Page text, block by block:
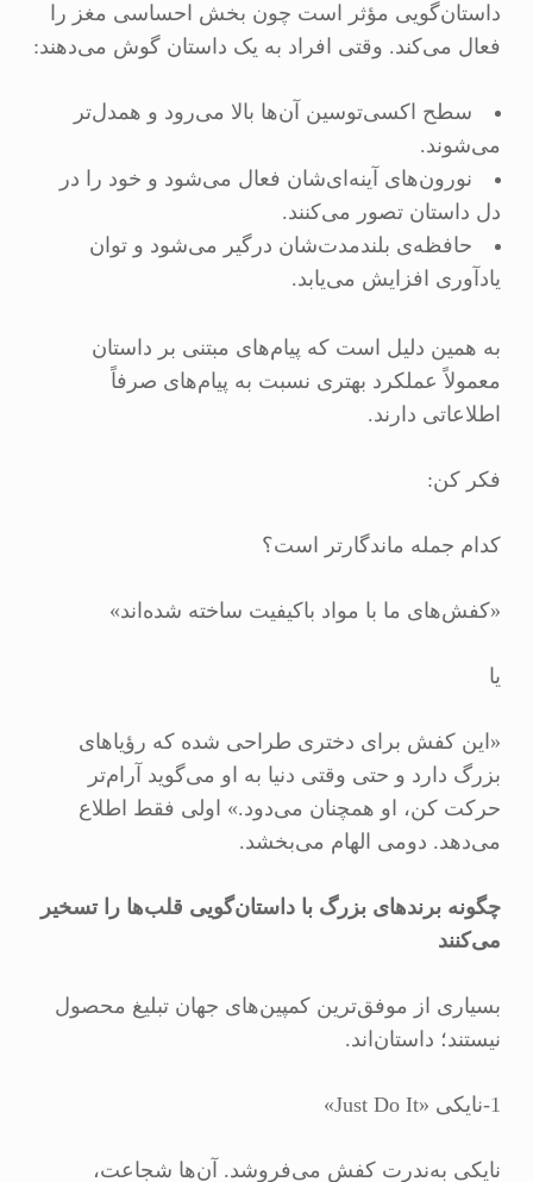
داستان‌گویی مؤثر است چون بخش احساسی مغز را
فعال می‌کند. وقتی افراد به یک داستان گوش می‌دهند:
سطح اکسی‌توسین آن‌ها بالا می‌رود و همدل‌تر
می‌شوند.
نورون‌های آینه‌ای‌شان فعال می‌شود و خود را در
دل داستان تصور می‌کنند.
حافظه‌ی بلندمدت‌شان درگیر می‌شود و توان
یادآوری افزایش می‌یابد.
به همین دلیل است که پیام‌های مبتنی بر داستان
معمولاً عملکرد بهتری نسبت به پیام‌های صرفاً
اطلاعاتی دارند.
فکر کن:
کدام جمله ماندگارتر است؟
«کفش‌های ما با مواد باکیفیت ساخته شده‌اند»
یا
«این کفش برای دختری طراحی شده که رؤیاهای
بزرگ دارد و حتی وقتی دنیا به او می‌گوید آرام‌تر
حرکت کن، او همچنان می‌دود.» اولی فقط اطلاع
می‌دهد. دومی الهام می‌بخشد.
چگونه برندهای بزرگ با داستان‌گویی قلب‌ها را تسخیر
می‌کنند
بسیاری از موفق‌ترین کمپین‌های جهان تبلیغ محصول
نیستند؛ داستان‌اند.
1-نایکی «Just Do It»
نایکی به‌ندرت کفش می‌فروشد. آن‌ها شجاعت،